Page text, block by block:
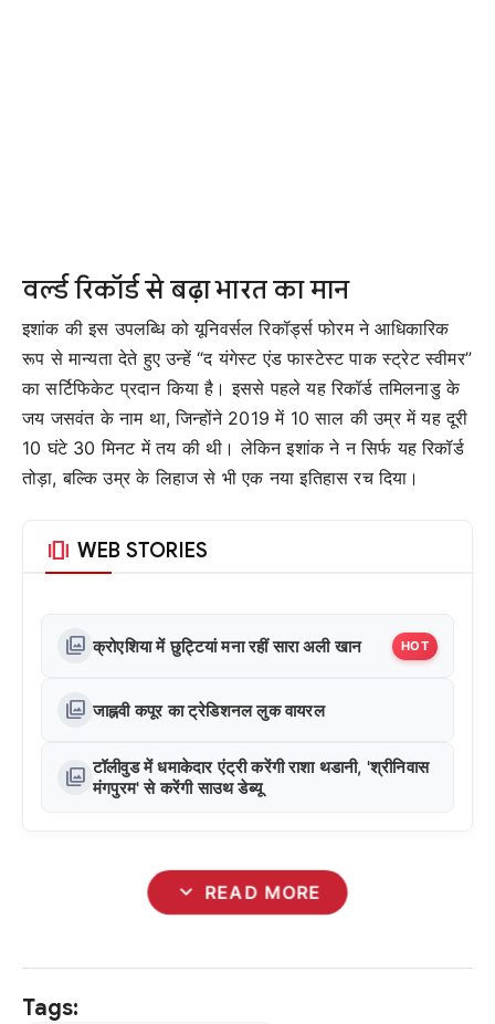
वर्ल्ड रिकॉर्ड से बढ़ा भारत का मान
इशांक की इस उपलब्धि को यूनिवर्सल रिकॉर्ड्स फोरम ने आधिकारिक
रूप से मान्यता देते हुए उन्हें “द यंगेस्ट एंड फास्टेस्ट पाक स्ट्रेट स्वीमर”
का सर्टिफिकेट प्रदान किया है। इससे पहले यह रिकॉर्ड तमिलनाडु के
जय जसवंत के नाम था, जिन्होंने 2019 में 10 साल की उम्र में यह दूरी
10 घंटे 30 मिनट में तय की थी। लेकिन इशांक ने न सिर्फ यह रिकॉर्ड
तोड़ा, बल्कि उम्र के लिहाज से भी एक नया इतिहास रच दिया।
amp_stories WEB STORIES
photo_library क्रोएशिया में छुट्टियां मना रहीं सारा अली खान HOT
photo_library जाह्नवी कपूर का ट्रेडिशनल लुक वायरल
photo_library टॉलीवुड में धमाकेदार एंट्री करेंगी राशा थडानी, 'श्रीनिवास
मंगपुरम' से करेंगी साउथ डेब्यू
expand_more READ MORE
Tags: